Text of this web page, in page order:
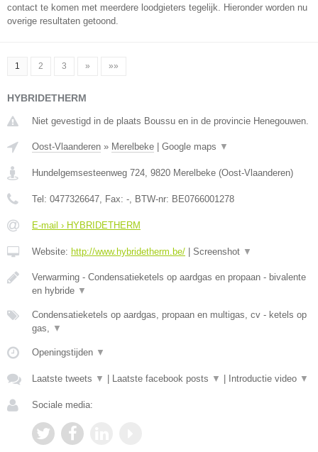
contact te komen met meerdere loodgieters tegelijk. Hieronder worden nu
overige resultaten getoond.
1 2 3 » »»
HYBRIDETHERM
Niet gevestigd in de plaats Boussu en in de provincie Henegouwen.
Oost-Vlaanderen » Merelbeke Google maps ▼
Hundelgemsesteenweg 724, 9820 Merelbeke (Oost-Vlaanderen)
Tel: 0477326647, Fax: -, BTW-nr: BE0766001278
E-mail › HYBRIDETHERM
Website: http://www.hybridetherm.be/ Screenshot ▼
Verwarming - Condensatieketels op aardgas en propaan - bivalente
en hybride ▼
Condensatieketels op aardgas, propaan en multigas, cv - ketels op
gas, ▼
Openingstijden ▼
Laatste tweets ▼ Laatste facebook posts ▼ Introductie video ▼
Sociale media: